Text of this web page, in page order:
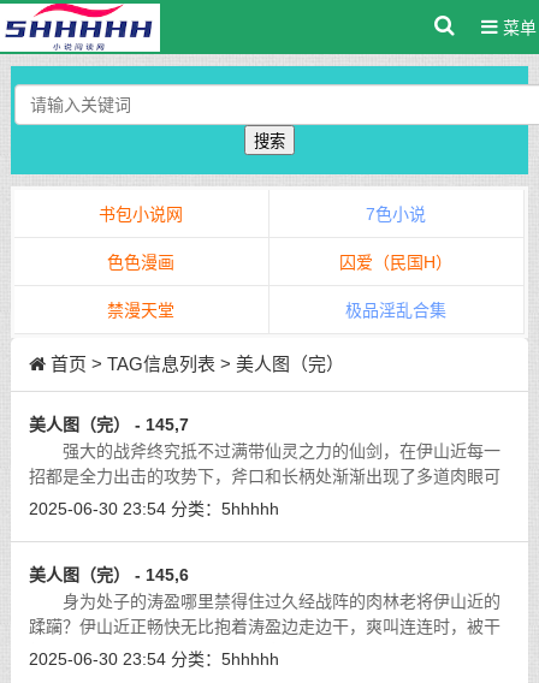
菜单
搜索
书包小说网 7色小说
色色漫画 囚爱（民国H）
禁漫天堂 极品淫乱合集
首页 > TAG信息列表 > 美人图（完）
美人图（完） - 145,7
强大的战斧终究抵不过满带仙灵之力的仙剑，在伊山近每一
招都是全力出击的攻势下，斧口和长柄处渐渐出现了多道肉眼可
见的裂痕。[详细]
2025-06-30 23:54 分类： 5hhhhh
美人图（完） - 145,6
身为处子的涛盈哪里禁得住过久经战阵的肉林老将伊山近的
蹂躏？伊山近正畅快无比抱着涛盈边走边干，爽叫连连时，被干
得娇弱无力的涛盈早已经一次次高潮迭起，美眸翻白，差点活生
2025-06-30 23:54 分类： 5hhhhh